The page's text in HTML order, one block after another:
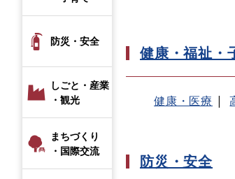
防災・安全
しごと・産業
・観光
まちづくり
・国際交流
健康・福祉・
健康・医療
防災・安全